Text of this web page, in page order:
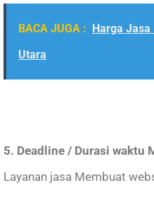
BACA JUGA : Harga
Utara
5. Deadline / Durasi waktu
Layanan jasa Membuat